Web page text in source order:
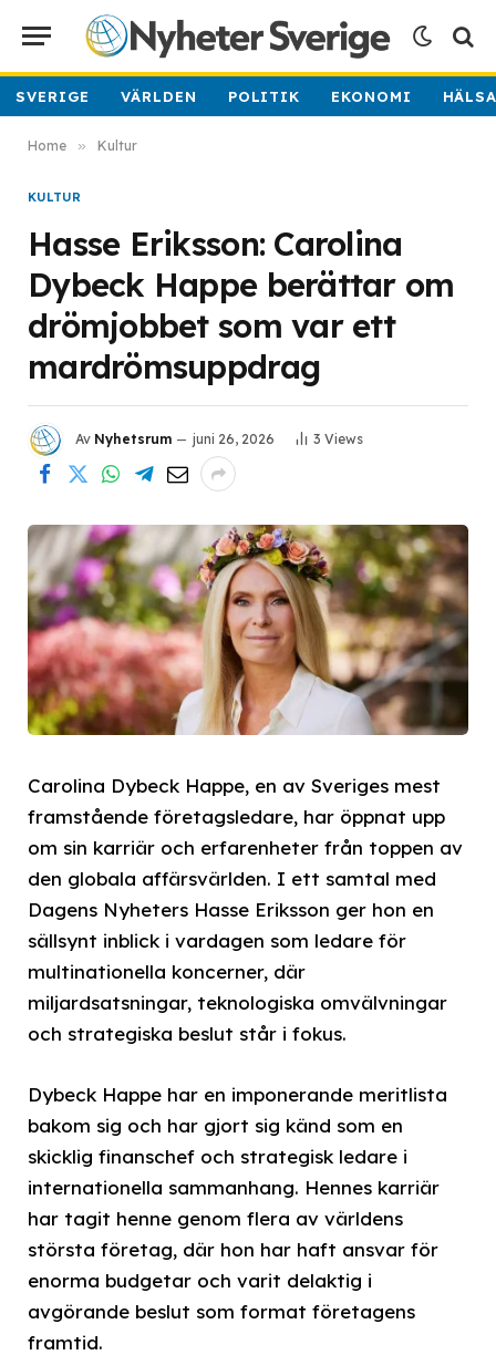
SVERIGE VÄRLDEN POLITIK EKONOMI
Home » Kultur
KULTUR
Hasse Eriksson: Carolina
Dybeck Happe berättar om
drömjobbet som var ett
mardrömsuppdrag
Av Nyhetsrum juni 26, 2026 3 Views
Carolina Dybeck Happe, en av Sveriges mest
framstående företagsledare, har öppnat upp
om sin karriär och erfarenheter från toppen av
den globala affärsvärlden. I ett samtal med
Dagens Nyheters Hasse Eriksson ger hon en
sällsynt inblick i vardagen som ledare för
multinationella koncerner, där
miljardsatsningar, teknologiska omvälvningar
och strategiska beslut står i fokus.
Dybeck Happe har en imponerande meritlista
bakom sig och har gjort sig känd som en
skicklig finanschef och strategisk ledare i
internationella sammanhang. Hennes karriär
har tagit henne genom flera av världens
största företag, där hon har haft ansvar för
enorma budgetar och varit delaktig i
avgörande beslut som format företagens
framtid.